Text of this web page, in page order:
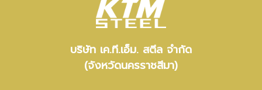
บริษัท เค.ที.เอ็ม. สตีล จำกัด
(จังหวัดนครราชสีมา)